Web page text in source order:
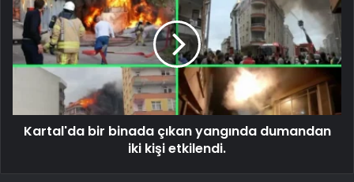
Kartal'da bir binada çıkan yangında dumandan
iki kişi etkilendi.